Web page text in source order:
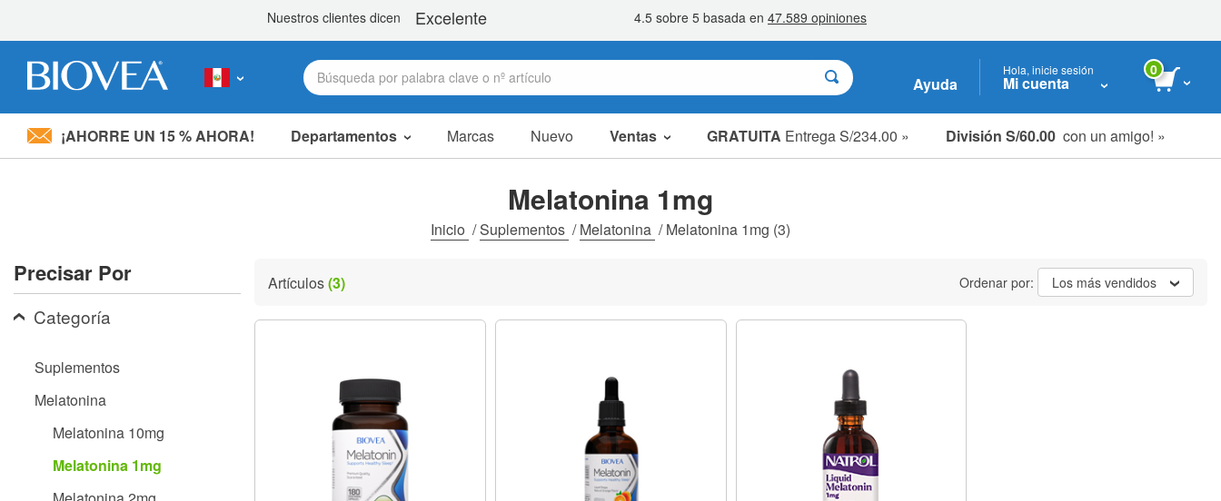
Nota:
accesibilidad.
Presione
Control-
ajustar
personas
Ayuda
Hola, inicie sesión
Mi cuenta
0
¡AHORRE UN 15 % AHORA! Departamentos Marcas Nuevo Ventas GRATUITA Entrega S/234.00 » División S/60.00 con un amigo! »
Artículos en oferta
Liquidaciones
Melatonina 1mg
Inicio /Suplementos /Melatonina /Melatonina 1mg (3)
Precisar Por
Categoría
Suplementos
Melatonina
Melatonina 10mg
Melatonina 1mg
Artículos(3) Ordenar por: Los más vendidos